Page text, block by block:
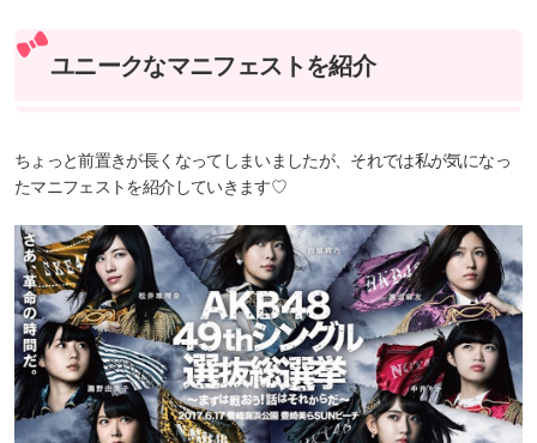
ユニークなマニフェストを紹介
ちょっと前置きが長くなってしまいましたが、それでは私が気になっ
たマニフェストを紹介していきます♡